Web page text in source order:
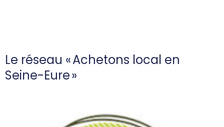
Le réseau « Achetons local en
Seine-Eure »